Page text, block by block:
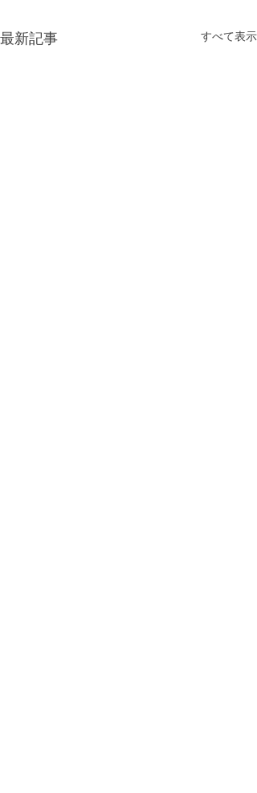
最新記事 すべて表示